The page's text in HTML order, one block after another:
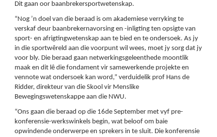
Dit gaan oor baanbrekersportwetenskap.
“Nog ’n doel van die beraad is om akademiese verryking te
verskaf deur baanbrekernavorsing en -inligting ten opsigte van
sport- en afrigtingwetenskap aan te bied en te ondersoek. As jy
in die sportwêreld aan die voorpunt wil wees, moet jy sorg dat jy
voor bly. Die beraad gaan netwerkingsgeleenthede moontlik
maak en dit lê die fondament vir samewerkende projekte en
vennote wat ondersoek kan word,” verduidelik prof Hans de
Ridder, direkteur van die Skool vir Menslike
Bewegingswetenskappe aan die NWU.
“Ons gaan die beraad op die 16de September met vyf pre-
konferensie-werkswinkels begin, wat beloof om baie
opwindende onderwerpe en sprekers in te sluit. Die konferensie